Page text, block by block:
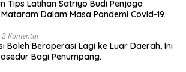
Tips Latihan Satriyo Budi Penjaga
Dalam Masa Pandemi Covid-19.
2 Komentar
Boleh Beroperasi Lagi ke Luar Daerah, Ini
Bagi Penumpang.